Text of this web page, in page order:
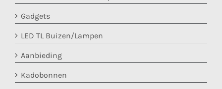
Gadgets
LED TL Buizen/Lampen
Aanbieding
Kadobonnen